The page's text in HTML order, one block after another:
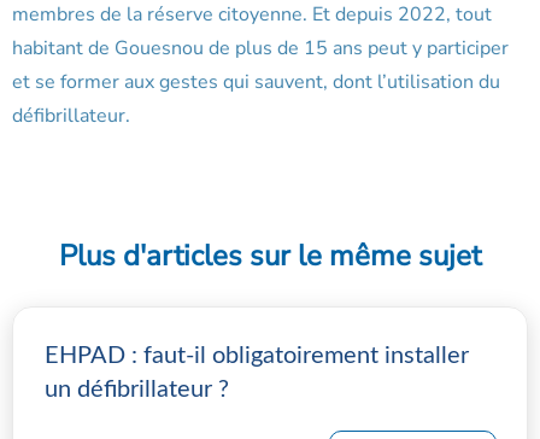
membres de la réserve citoyenne. Et depuis 2022, tout
habitant de Gouesnou de plus de 15 ans peut y participer
et se former aux gestes qui sauvent, dont l’utilisation du
défibrillateur.
Plus d'articles sur le même sujet
EHPAD : faut-il obligatoirement installer
un défibrillateur ?